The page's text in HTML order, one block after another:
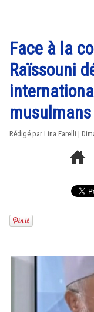
Face à la
Raïssouni
musulmans
Rédigé par Lina Farelli |